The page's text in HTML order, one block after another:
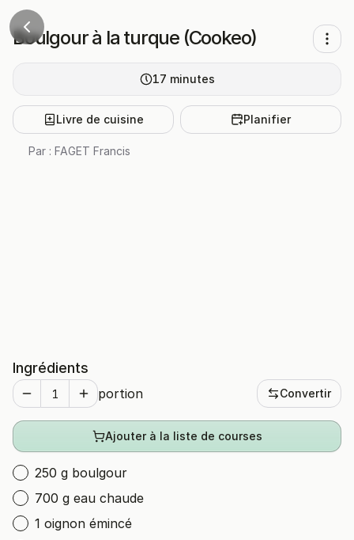
Boulgour à la turque (Cookeo)
17 minutes
Livre de cuisine Planifier
Par : FAGET Francis
Ingrédients
portion Convertir
Ajouter à la liste de courses
250 g boulgour
700 g eau chaude
1 oignon émincé